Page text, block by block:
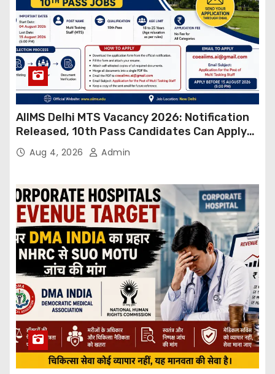
AIIMS Delhi MTS Vacancy 2026: Notification
Released, 10th Pass Candidates Can Apply
Through Email
Aug 4, 2026 Admin